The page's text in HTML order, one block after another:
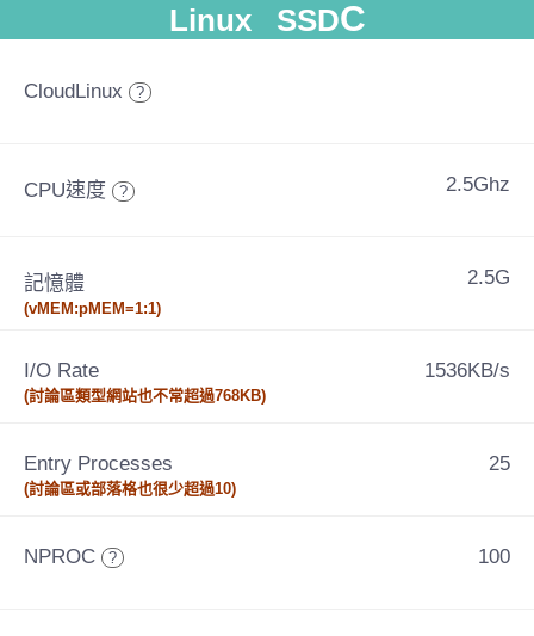
Linux SSDC
CloudLinux ?
CPU速度 ? 2.5Ghz
記憶體
(vMEM:pMEM=1:1)
2.5G
I/O Rate
(討論區類型網站也不常超過768KB)
1536KB/s
Entry Processes
(討論區或部落格也很少超過10)
25
NPROC ? 100